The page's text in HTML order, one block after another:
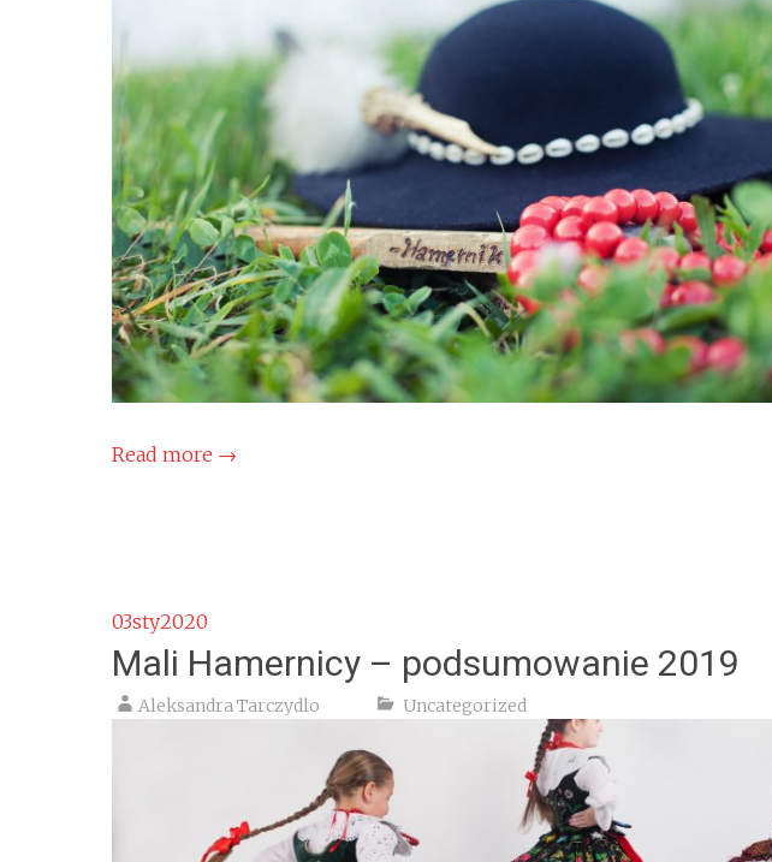
Read more →
03sty2020
Mali Hamernicy – podsumowanie 2019
Aleksandra Tarczydlo Uncategorized